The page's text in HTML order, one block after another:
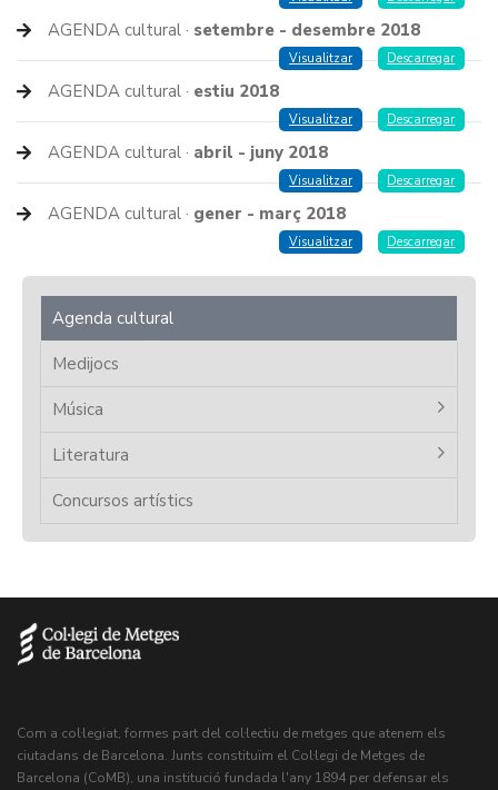
AGENDA cultural · setembre - desembre 2018
Visualitzar Descarregar
AGENDA cultural · estiu 2018
Visualitzar Descarregar
AGENDA cultural · abril - juny 2018
Visualitzar Descarregar
AGENDA cultural · gener - març 2018
Visualitzar Descarregar
Agenda cultural
Medijocs
Música
Literatura
Concursos artístics
Com a col·legiat, formes part del col·lectiu de metges que atenem els
ciutadans de Barcelona. Junts constituïm el Col·legi de Metges de
Barcelona (CoMB), una institució fundada l'any 1894 per defensar els